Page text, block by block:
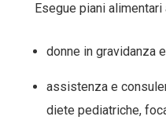
Esegue piani alimentari
donne in gravidanza
assistenza e
diete pediatriche,